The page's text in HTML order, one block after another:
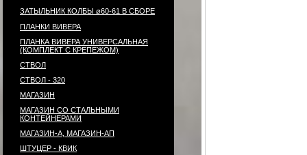
ЗАТЫЛЬНИК КОЛБЫ ⌀60-61 В СБОРЕ
ПЛАНКИ ВИВЕРА
ПЛАНКА ВИВЕРА УНИВЕРСАЛЬНАЯ
(КОМПЛЕКТ С КРЕПЕЖОМ)
СТВОЛ
СТВОЛ - 320
МАГАЗИН
МАГАЗИН СО СТАЛЬНЫМИ
КОНТЕЙНЕРАМИ
МАГАЗИН-А, МАГАЗИН-АП
ШТУЦЕР - КВИК